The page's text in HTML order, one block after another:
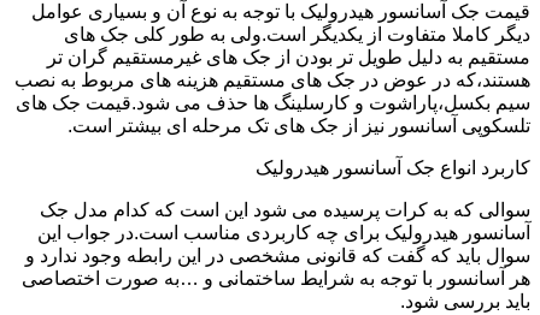
قیمت جک آسانسور هیدرولیک با توجه به نوع آن و بسیاری عوامل
دیگر کاملا متفاوت از یکدیگر است.ولی به طور کلی جک های
مستقیم به دلیل طویل تر بودن از جک های غیرمستقیم گران تر
هستند،که در عوض در جک های مستقیم هزینه های مربوط به نصب
سیم بکسل،پاراشوت و کارسلینگ ها حذف می شود.قیمت جک های
تلسکوپی آسانسور نیز از جک های تک مرحله ای بیشتر است.
کاربرد انواع جک آسانسور هیدرولیک
سوالی که به کرات پرسیده می شود این است که کدام مدل جک
آسانسور هیدرولیک برای چه کاربردی مناسب است.در جواب این
سوال باید که گفت که قانونی مشخصی در این رابطه وجود ندارد و
هر آسانسور با توجه به شرایط ساختمانی و …به صورت اختصاصی
باید بررسی شود.